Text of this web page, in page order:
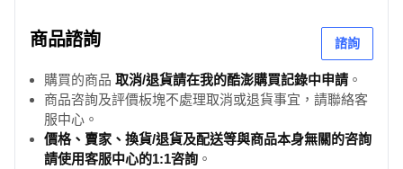
商品諮詢 諮詢
購買的商品 取消/退貨請在我的酷澎購買記錄中申請 。
商品咨詢及評價板塊不處理取消或退貨事宜，請聯絡客
服中心。
價格、賣家、換貨/退貨及配送等與商品本身無關的咨詢
請使用客服中心的1:1咨詢 。